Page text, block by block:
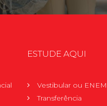
ESTUDE AQUI
Vestibular ou ENEM
Transferência